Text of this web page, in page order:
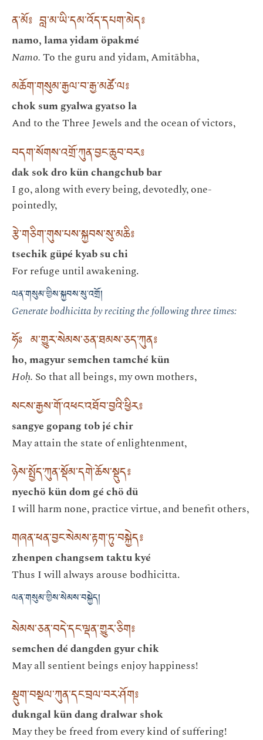
ན་མོ༔ བླ་མ་ཡི་དམ་འོད་དཔག་མེད༔
namo, lama yidam öpakmé
Namo.To the guru and yidam, Amitābha,
མཆོག་གསུམ་རྒྱལ་བ་རྒྱ་མཚོ་ལ༔
chok sum gyalwa gyatso la
And to the Three Jewels and the ocean of victors,
བདག་སོགས་འགྲོ་ཀུན་བྱང་ཆུབ་བར༔
dak sok dro kün changchub bar
I go, along with every being, devotedly, one-
pointedly,
རྩེ་གཅིག་གུས་པས་སྐྱབས་སུ་མཆི༔
tsechik güpé kyab su chi
For refuge until awakening.
ལན་གསུམ་གྱིས་སྐྱབས་སུ་འགྲོ།
Generate bodhicitta by reciting the following three times:
ཧོཿ མ་གྱུར་སེམས་ཅན་ཐམས་ཅད་ཀུན༔
ho, magyur semchen tamché kün
Hoḥ. So that all beings, my own mothers,
སངས་རྒྱས་གོ་འཕང་འཐོབ་བྱའི་ཕྱིར༔
sangye gopang tob jé chir
May attain the state of enlightenment,
ཉེས་སྤྱོད་ཀུན་སྡོམ་དགེ་ཆོས་སྡུད༔
nyechö kün dom gé chö dü
I will harm none, practice virtue, and benefit others,
གཞན་ཕན་བྱང་སེམས་རྟག་ཏུ་བསྐྱེད༔
zhenpen changsem taktu kyé
Thus I will always arouse bodhicitta.
ལན་གསུམ་གྱིས་སེམས་བསྐྱེད།
སེམས་ཅན་བདེ་དང་ལྡན་གྱུར་ཅིག༔
semchen dé dangden gyur chik
May all sentient beings enjoy happiness!
སྡུག་བསྔལ་ཀུན་དང་བྲལ་བར་ཤོག༔
dukngal kün dang dralwar shok
May they be freed from every kind of suffering!